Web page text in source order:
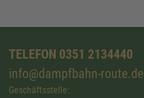
TELEFON 0351 2134440
info@dampfbahn-route.de
Geschäftsstelle: